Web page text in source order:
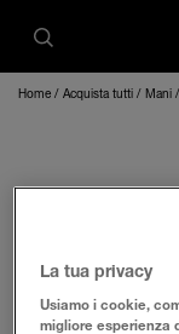
Home Acquista tutti Mani
Scopri gli
Smalto
La tua privacy
Usiamo i cookie,
migliore esperienza